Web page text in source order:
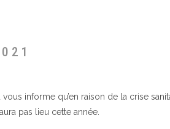
informe qu’en raison de la crise
pas lieu cette année.